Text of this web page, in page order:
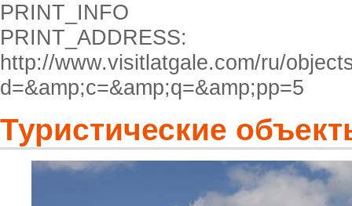
PRINT_INFO
PRINT_ADDRESS:
http://www.visitlatgale.com/ru/
d=&amp;c=&amp;q=&amp;pp=5
Туристические